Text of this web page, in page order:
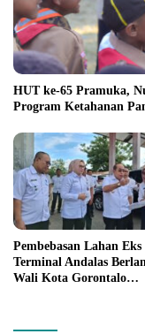
HUT ke-65 Pramuka,
Program Ketahanan
Pembebasan Lahan Eks
Terminal Andalas
Wali Kota Gorontalo